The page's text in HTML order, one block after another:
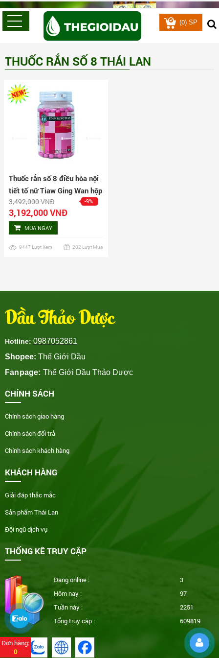
(0) SP
THUỐC RẮN SỐ 8 THÁI LAN
Thuốc rắn số 8 điều hòa nội
tiết tố nữ Tiaw Ging Wan hộp
500 viên
3,492,000 VNĐ -9%
3,192,000 VNĐ
MUA NGAY
9447 Lượt Xem 202 Lượt Mua
Dầu Thảo Dược
Hotline: 0987052861
Shopee: Thế Giới Dầu
Fanpage: Thế Giới Dầu Thảo Dược
CHÍNH SÁCH
Chính sách giao hàng
Chính sách đổi trả
Chính sách khách hàng
KHÁCH HÀNG
Giải đáp thắc mắc
Sản phẩm Thái Lan
Đội ngũ dịch vụ
THỐNG KÊ TRUY CẬP
Đang online :
3
Hôm nay :
97
Tuần này :
2251
Tổng truy cập :
609819
Đơn hàng:
0